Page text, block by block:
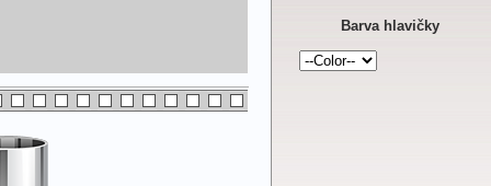
Barva hlavičky